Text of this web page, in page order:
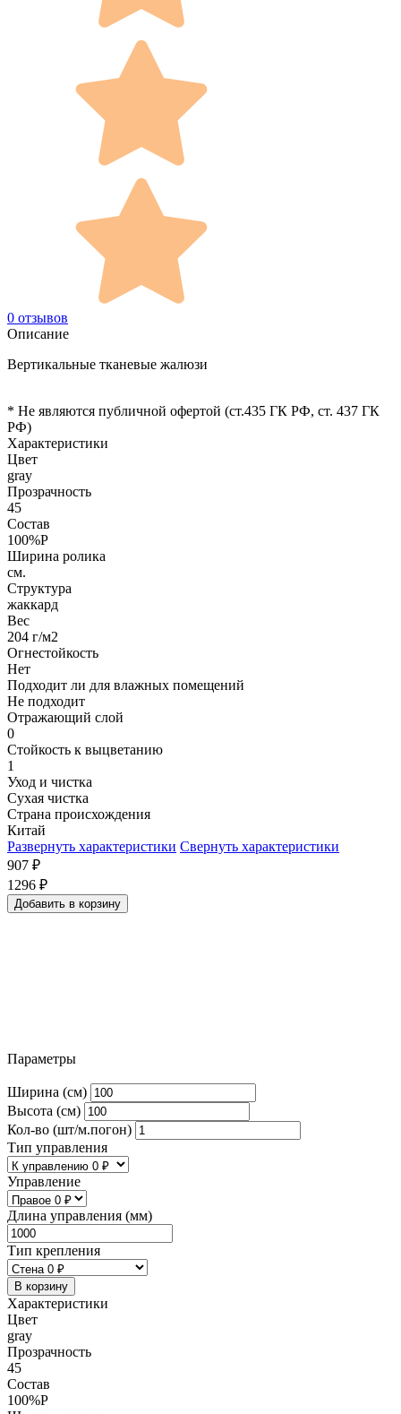
0 отзывов
Описание
Вертикальные тканевые жалюзи
* Не являются публичной офертой (ст.435 ГК РФ, cт. 437 ГК
РФ)
Характеристики
Цвет
gray
Прозрачность
45
Состав
100%P
Ширина ролика
см.
Структура
жаккард
Вес
204 г/м2
Огнестойкость
Нет
Подходит ли для влажных помещений
Не подходит
Отражающий слой
0
Стойкость к выцветанию
1
Уход и чистка
Сухая чистка
Страна происхождения
Китай
Развернуть характеристики Свернуть характеристики
907 ₽
1296 ₽
Добавить в корзину
Параметры
Ширина (см)
Высота (см)
Кол-во (шт/м.погон)
Тип управления
Управление
Длина управления (мм)
Тип крепления
В корзину
Характеристики
Цвет
gray
Прозрачность
45
Состав
100%P